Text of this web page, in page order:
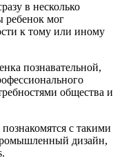
в несколько
ребенок мог
к тому или иному
познавательной,
общества и
с такими
дизайн,